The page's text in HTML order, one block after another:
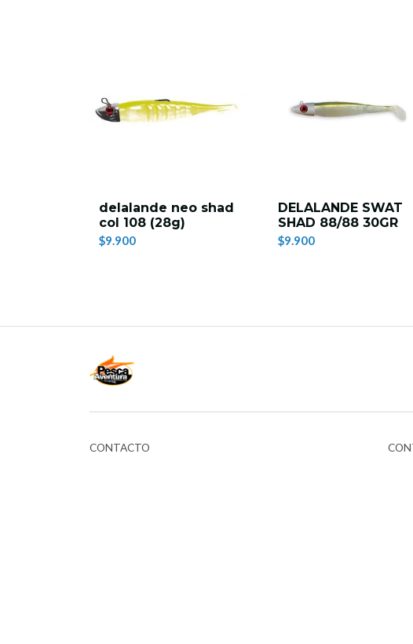
delalande neo shad
col 108 (28g)
$9.900
DELALANDE SWAT
SHAD 88/88 30GR
$9.900
CONTACTO